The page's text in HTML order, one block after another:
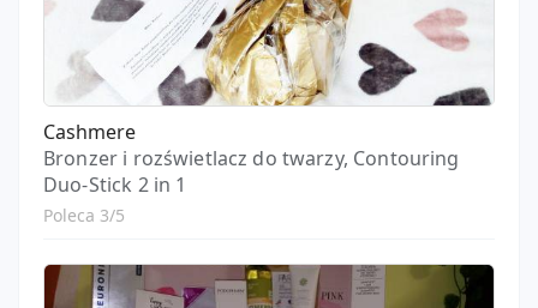
Cashmere
Bronzer i rozświetlacz do twarzy, Contouring
Duo-Stick 2 in 1
Poleca 3/5